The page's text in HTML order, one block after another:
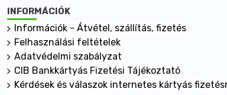
INFORMÁCIÓK
Információk - Átvétel, szállítás, fizetés
Felhasználási feltételek
Adatvédelmi szabályzat
CIB Bankkártyás Fizetési Tájékoztató
Kérdések és válaszok internetes kártyás